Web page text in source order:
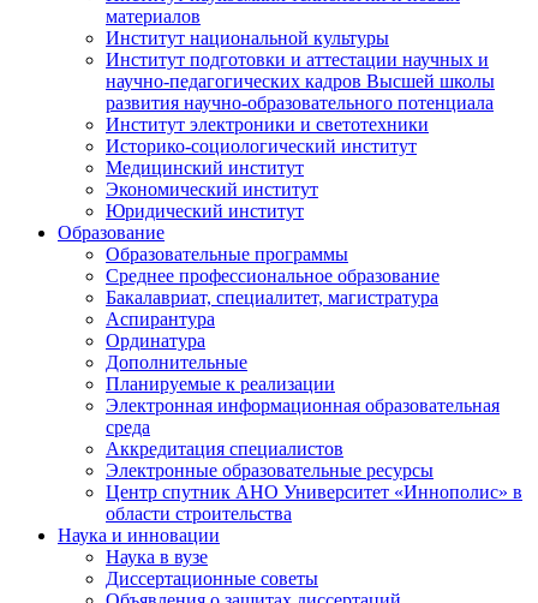
материалов
Институт национальной культуры
Институт подготовки и аттестации научных и
научно-педагогических кадров Высшей школы
развития научно-образовательного потенциала
Институт электроники и светотехники
Историко-социологический институт
Медицинский институт
Экономический институт
Юридический институт
Образование
Образовательные программы
Среднее профессиональное образование
Бакалавриат, специалитет, магистратура
Аспирантура
Ординатура
Дополнительные
Планируемые к реализации
Электронная информационная образовательная
среда
Аккредитация специалистов
Электронные образовательные ресурсы
Центр спутник АНО Университет «Иннополис» в
области строительства
Наука и инновации
Наука в вузе
Диссертационные советы